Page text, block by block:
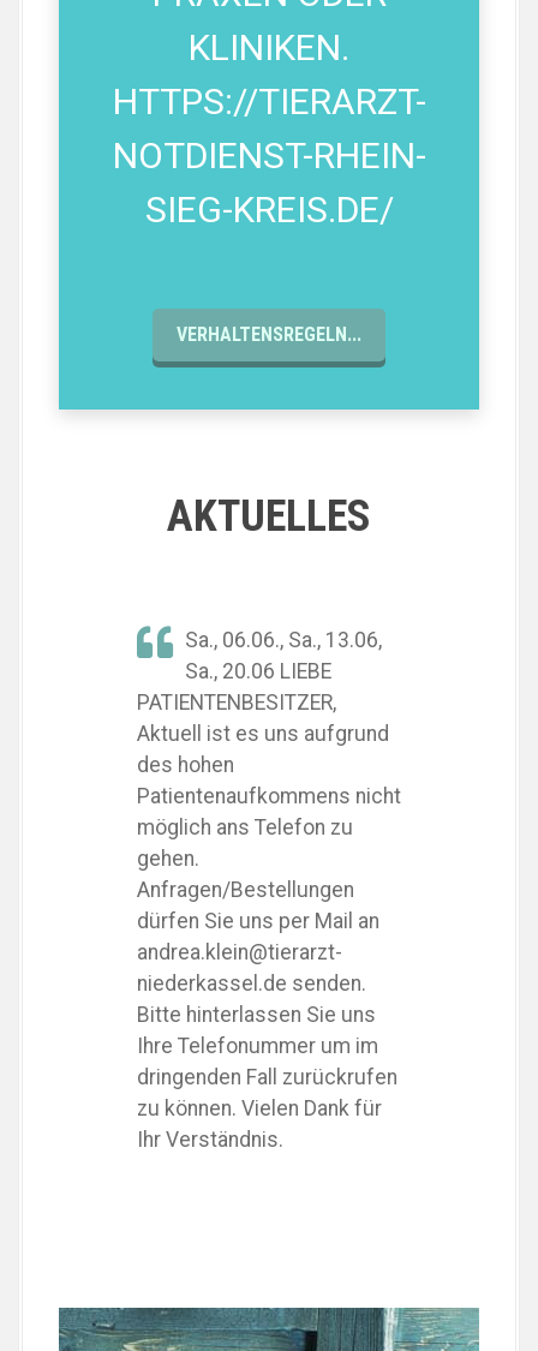
KLINIKEN.
HTTPS://TIERARZT-
NOTDIENST-RHEIN-
SIEG-KREIS.DE/
VERHALTENSREGELN...
AKTUELLES
Sa., 06.06., Sa., 13.06,
Sa., 20.06 LIEBE
PATIENTENBESITZER,
Aktuell ist es uns aufgrund
des hohen
Patientenaufkommens nicht
möglich ans Telefon zu
gehen.
Anfragen/Bestellungen
dürfen Sie uns per Mail an
andrea.klein@tierarzt-
niederkassel.de senden.
Bitte hinterlassen Sie uns
Ihre Telefonummer um im
dringenden Fall zurückrufen
zu können. Vielen Dank für
Ihr Verständnis.